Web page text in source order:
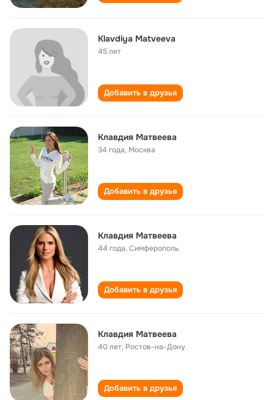
Klavdiya Matveeva
45 лет
Добавить в друзья
Клавдия Матвеева
34 года, Москва
Добавить в друзья
Клавдия Матвеева
44 года,Симферополь
Добавить в друзья
Клавдия Матвеева
40 лет, Ростов-на-Дону
Добавить в друзья